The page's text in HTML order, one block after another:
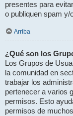
presentes para
o publiquen spam y/
Arriba
¿Qué son los
Los Grupos de
la comunidad en
trabajar los
pertenecer a varios
permisos. Esto
permisos de